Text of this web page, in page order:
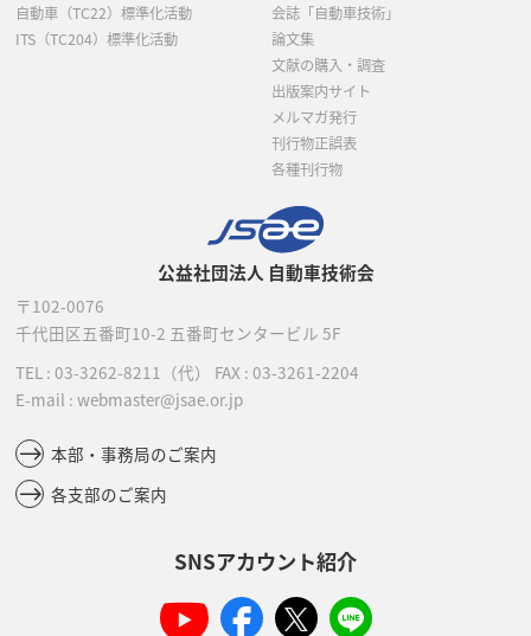
公益社団法人 自動車技術会
〒102-0076
千代田区五番町10-2 五番町センタービル 5F
TEL : 03-3262-8211 （代） FAX : 03-3261-2204
E-mail : webmaster@jsae.or.jp
本部・事務局のご案内
各支部のご案内
SNSアカウント紹介
自動車（TC22）標準化活動
ITS（TC204）標準化活動
会誌「自動車技術」
論文集
文献の購入・調査
出版案内サイト
メルマガ発行
刊行物正誤表
各種刊行物